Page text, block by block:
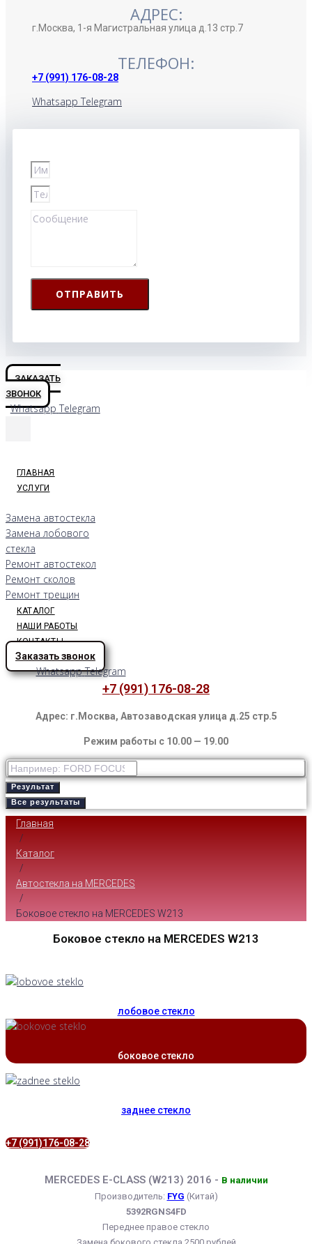
АДРЕС:
г.Москва, 1-я Магистральная улица д.13 стр.7
ТЕЛЕФОН:
+7 (991) 176-08-28
Whatsapp Telegram
ОТПРАВИТЬ
ЗАКАЗАТЬ
ЗВОНОК
Whatsapp Telegram
ГЛАВНАЯ
УСЛУГИ
Замена автостекла
Замена лобового
стекла
Ремонт автостекол
Ремонт сколов
Ремонт трещин
КАТАЛОГ
НАШИ РАБОТЫ
КОНТАКТЫ
Заказать звонок
Whatsapp Telegram
+7 (991) 176-08-28
Адрес: г.Москва, Автозаводская улица д.25 стр.5
Режим работы с 10.00 — 19.00
Результат
Все результаты
Главная
/
Каталог
/
Автостекла на MERCEDES
/
Боковое стекло на MERCEDES W213
Боковое стекло на MERCEDES W213
лобовое стекло
боковое стекло
заднее стекло
+7 (991)176-08-28
MERCEDES E-CLASS (W213) 2016 - В наличии
Производитель: FYG (Китай)
5392RGNS4FD
Переднее правое стекло